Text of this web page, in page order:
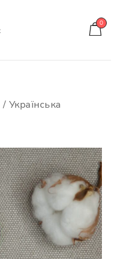
0
/ Українська